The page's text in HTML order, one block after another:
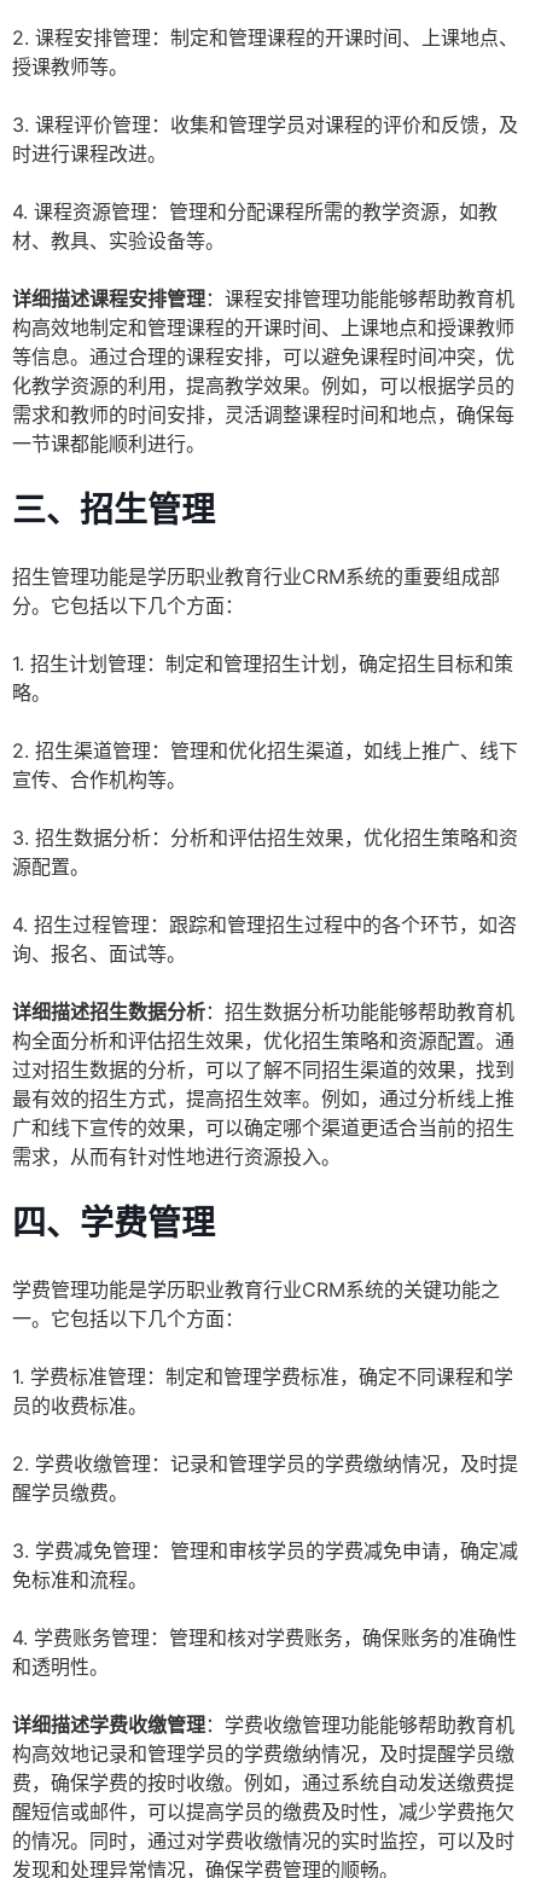
2. 课程安排管理：制定和管理课程的开课时间、上课地点、
授课教师等。
3. 课程评价管理：收集和管理学员对课程的评价和反馈，及
时进行课程改进。
4. 课程资源管理：管理和分配课程所需的教学资源，如教
材、教具、实验设备等。
详细描述课程安排管理：课程安排管理功能能够帮助教育机
构高效地制定和管理课程的开课时间、上课地点和授课教师
等信息。通过合理的课程安排，可以避免课程时间冲突，优
化教学资源的利用，提高教学效果。例如，可以根据学员的
需求和教师的时间安排，灵活调整课程时间和地点，确保每
一节课都能顺利进行。
三、招生管理
招生管理功能是学历职业教育行业CRM系统的重要组成部
分。它包括以下几个方面：
1. 招生计划管理：制定和管理招生计划，确定招生目标和策
略。
2. 招生渠道管理：管理和优化招生渠道，如线上推广、线下
宣传、合作机构等。
3. 招生数据分析：分析和评估招生效果，优化招生策略和资
源配置。
4. 招生过程管理：跟踪和管理招生过程中的各个环节，如咨
询、报名、面试等。
详细描述招生数据分析：招生数据分析功能能够帮助教育机
构全面分析和评估招生效果，优化招生策略和资源配置。通
过对招生数据的分析，可以了解不同招生渠道的效果，找到
最有效的招生方式，提高招生效率。例如，通过分析线上推
广和线下宣传的效果，可以确定哪个渠道更适合当前的招生
需求，从而有针对性地进行资源投入。
四、学费管理
学费管理功能是学历职业教育行业CRM系统的关键功能之
一。它包括以下几个方面：
1. 学费标准管理：制定和管理学费标准，确定不同课程和学
员的收费标准。
2. 学费收缴管理：记录和管理学员的学费缴纳情况，及时提
醒学员缴费。
3. 学费减免管理：管理和审核学员的学费减免申请，确定减
免标准和流程。
4. 学费账务管理：管理和核对学费账务，确保账务的准确性
和透明性。
详细描述学费收缴管理：学费收缴管理功能能够帮助教育机
构高效地记录和管理学员的学费缴纳情况，及时提醒学员缴
费，确保学费的按时收缴。例如，通过系统自动发送缴费提
醒短信或邮件，可以提高学员的缴费及时性，减少学费拖欠
的情况。同时，通过对学费收缴情况的实时监控，可以及时
发现和处理异常情况，确保学费管理的顺畅。